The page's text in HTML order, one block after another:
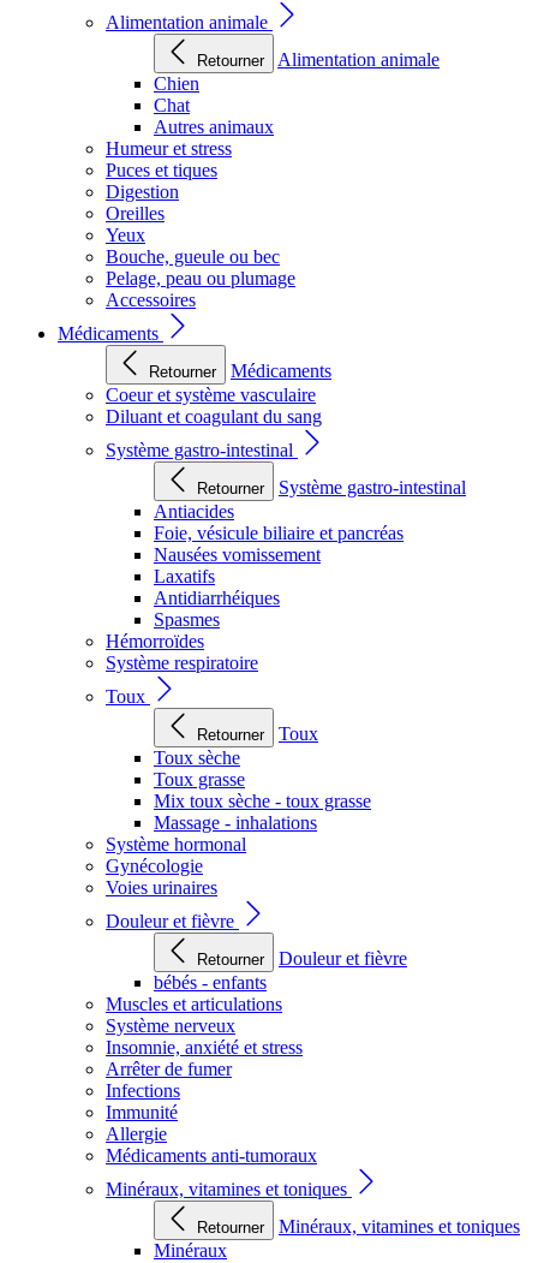
Alimentation animale
Retourner
Alimentation animale
Chien
Chat
Autres animaux
Humeur et stress
Puces et tiques
Digestion
Oreilles
Yeux
Bouche, gueule ou bec
Pelage, peau ou plumage
Accessoires
Médicaments
Retourner
Médicaments
Coeur et système vasculaire
Diluant et coagulant du sang
Système gastro-intestinal
Retourner
Système gastro-intestinal
Antiacides
Foie, vésicule biliaire et pancréas
Nausées vomissement
Laxatifs
Antidiarrhéiques
Spasmes
Hémorroïdes
Système respiratoire
Toux
Retourner
Toux
Toux sèche
Toux grasse
Mix toux sèche - toux grasse
Massage - inhalations
Système hormonal
Gynécologie
Voies urinaires
Douleur et fièvre
Retourner
Douleur et fièvre
bébés - enfants
Muscles et articulations
Système nerveux
Insomnie, anxiété et stress
Arrêter de fumer
Infections
Immunité
Allergie
Médicaments anti-tumoraux
Minéraux, vitamines et toniques
Retourner
Minéraux, vitamines et toniques
Minéraux